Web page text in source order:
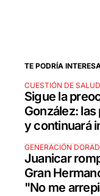
TE PODRÍA
CUESTIÓN DE SALUD
Sigue la
González:
y continuará
GENERACIÓN
Juanicar
Gran
"No me